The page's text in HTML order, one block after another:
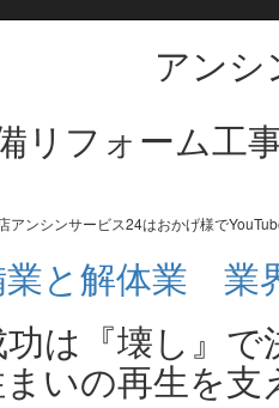
アンシ
業と解体業 業
功は『壊し』
いの再生を支